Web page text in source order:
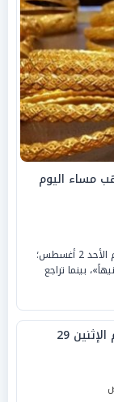
الذهب مساء اليوم
تراجع سعر «الذهب» بداخل السوق المحلية مساء اليوم الأحد 2 أغسطس؛
جرام «عيار 21» الأكثر تداولاً بقيمة «30 جنيهاً»، بينما تراجع
أسعار الدواجن بالأسواق اليوم الإثنين 29